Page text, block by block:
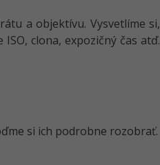
a objektívu. Vysvetlíme si,
clona, expozičný čas atď.
si ich podrobne rozobrať.